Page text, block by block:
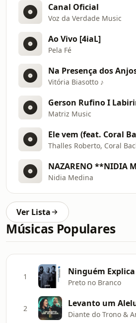
Canal Oficial
Voz da Verdade Music
Ao Vivo [4iaL]
Pela Fé
Vitória Biasotto ♪
Matriz Music
Nidia Medina
Ver Lista
Músicas Populares
1
Preto no Branco
2